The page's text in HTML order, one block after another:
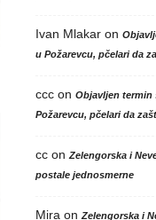
Ivan Mlakaron
u Požarevcu, pčelari da
cccon Objavljen termin
Požarevcu, pčelari da
ccon Zelengorska i
postale jednosmerne
Mira on Zelengorska i